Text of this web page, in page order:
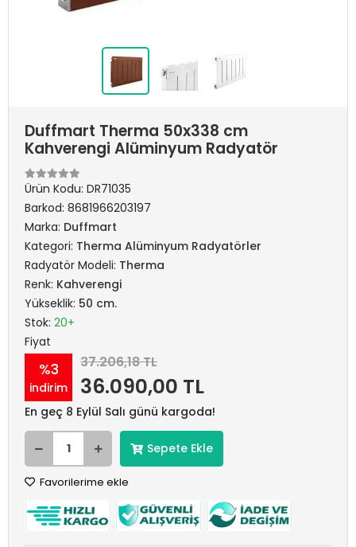
Duffmart Therma 50x338 cm
Kahverengi Alüminyum Radyatör
Ürün Kodu: DR71035
Barkod: 8681966203197
Marka: Duffmart
Kategori: Therma Alüminyum Radyatörler
Radyatör Modeli: Therma
Renk: Kahverengi
Yükseklik: 50 cm.
Stok: 20+
Fiyat
%3
indirim
37.206,18 TL
36.090,00 TL
En geç 8 Eylül Salı günü kargoda!
Sepete Ekle
Favorilerime ekle